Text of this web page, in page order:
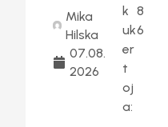
Mika
Hilska
07.08.
2026
k
uk
er
t
oj
a:
8
6